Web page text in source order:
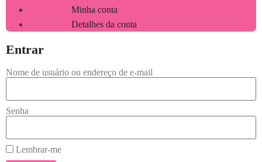
Minha conta
Detalhes da conta
Entrar
Nome de usuário ou endereço de e-mail
Senha
Lembrar-me